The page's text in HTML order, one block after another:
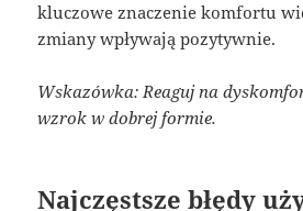
kluczowe znaczenie komfortu
zmiany wpływają pozytywnie.
Wskazówka: Reaguj na
wzrok w dobrej formie.
Najczęstsze błędy